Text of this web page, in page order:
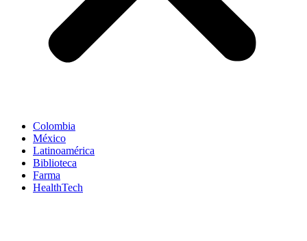
Colombia
México
Latinoamérica
Biblioteca
Farma
HealthTech